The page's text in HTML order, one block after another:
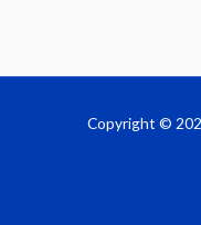
Copyright ©